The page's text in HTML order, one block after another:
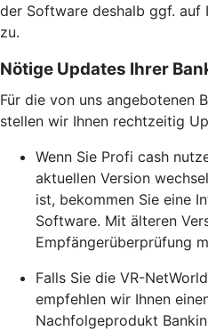
der Software deshalb ggf. auf
zu.
Nötige Updates Ihrer
Für die von uns angebotenen
stellen wir Ihnen rechtzeitig
Wenn Sie Profi cash
aktuellen Version
ist, bekommen Sie eine
Software. Mit älteren
Empfängerüberprüfung
Falls Sie die VR-
empfehlen wir Ihnen
Nachfolgeprodukt